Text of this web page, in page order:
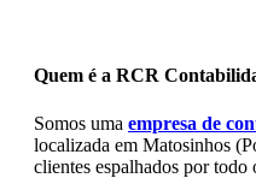
Quem é a RCR
Somos uma empresa de
localizada em Matosinhos
clientes espalhados por todo